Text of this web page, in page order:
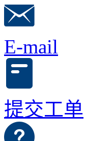
E-mail
提交工单